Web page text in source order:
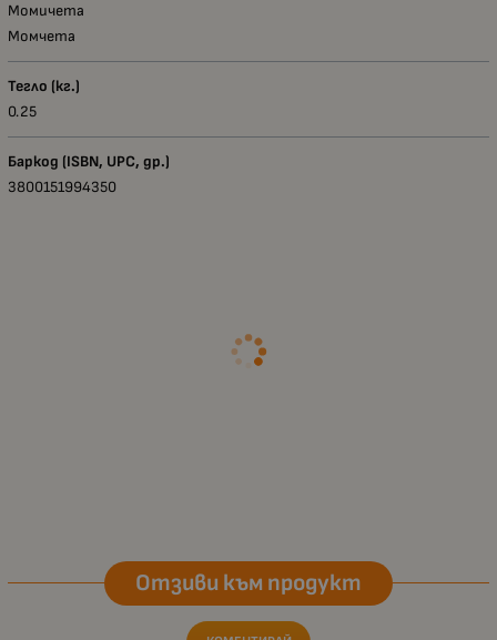
Момичета
Момчета
Тегло (кг.)
0.25
Баркод (ISBN, UPC, др.)
3800151994350
Отзиви към продукт